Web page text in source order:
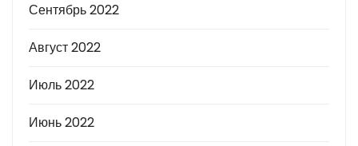
Сентябрь 2022
Август 2022
Июль 2022
Июнь 2022